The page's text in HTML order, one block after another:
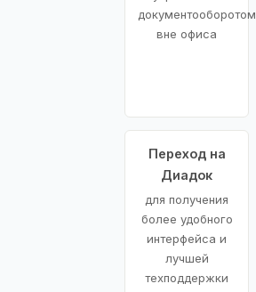
документооборотом
вне офиса
Переход на
Диадок
для получения
более удобного
интерфейса и
лучшей
техподдержки